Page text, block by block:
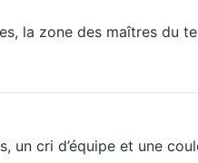
la zone des maîtres du
un cri d’équipe et une